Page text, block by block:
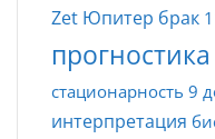
Zet Юпитер брак
прогностика
стационарность 9
интерпретация